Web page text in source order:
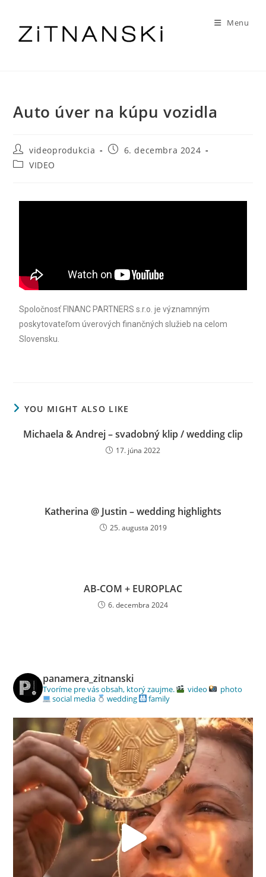
Menu
Auto úver na kúpu vozidla
videoprodukcia
6. decembra 2024
VIDEO
Spoločnosť FINANC PARTNERS s.r.o. je významným
poskytovateľom úverových finančných služieb na celom
Slovensku.
YOU MIGHT ALSO LIKE
Michaela & Andrej – svadobný klip / wedding clip
17. júna 2022
Katherina @ Justin – wedding highlights
25. augusta 2019
AB-COM + EUROPLAC
6. decembra 2024
panamera_zitnanski
Tvoríme pre vás obsah, ktorý zaujme. video
photo
social media
wedding family